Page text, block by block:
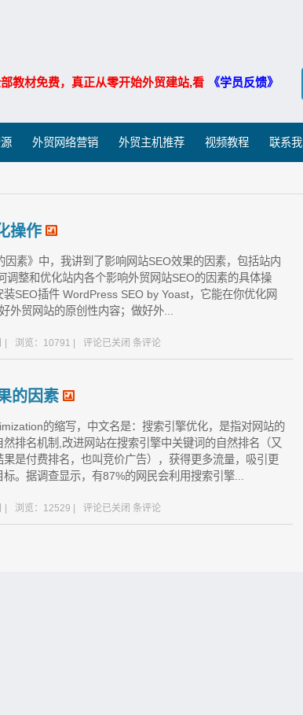
教材免费，真正从零开始外贸建站,看 《学员反馈》
外贸网络营销 外贸主机推荐 视频教程 联系我
操作
素》中，我讲到了影响网站SEO效果的因素，包括站内
调整和优化站内各个影响外贸网站SEO的因素的具体操
SEO插件 WordPress SEO by Yoast，它能在你优化网
外贸网站的原创性内容；做好外...
浏览：10791 | 评论已关闭 条评论
的因素
的缩写，中文名是：搜索引擎优化，是指对网站的
排名机制,改进网站在搜索引擎中关键词的自然排名（又
是付费排名，也叫竞价广告），获得更多流量，吸引更
。据调查显示，有87%的网民会利用搜索引擎...
浏览：12529 | 评论已关闭 条评论